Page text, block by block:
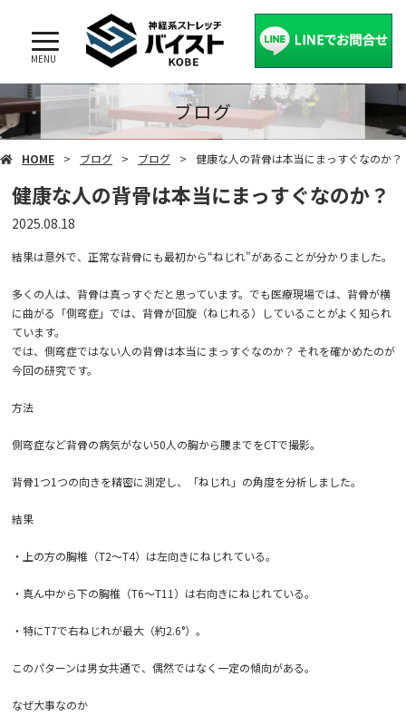
MENU
ブログ
HOME ブログ ブログ 健康な人の背骨は本当にまっすぐなのか？
健康な人の背骨は本当にまっすぐなのか？
2025.08.18
結果は意外で、正常な背骨にも最初から“ねじれ”があることが分かりました。
多くの人は、背骨は真っすぐだと思っています。でも医療現場では、背骨が横
に曲がる「側弯症」では、背骨が回旋（ねじれる）していることがよく知られ
ています。
では、側弯症ではない人の背骨は本当にまっすぐなのか？ それを確かめたのが
今回の研究です。
方法
側弯症など背骨の病気がない50人の胸から腰までをCTで撮影。
背骨1つ1つの向きを精密に測定し、「ねじれ」の角度を分析しました。
結果
・上の方の胸椎（T2〜T4）は左向きにねじれている。
・真ん中から下の胸椎（T6〜T11）は右向きにねじれている。
・特にT7で右ねじれが最大（約2.6°）。
このパターンは男女共通で、偶然ではなく一定の傾向がある。
なぜ大事なのか